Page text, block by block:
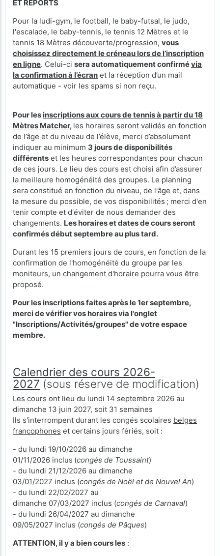
ET REPORTS
Pour la ludi-gym, le football, le baby-futsal, le judo,
l'escalade, le baby-tennis, le tennis 12 Mètres et le
tennis 18 Mètres découverte/progression, vous
choisissez directement le créneau lors de l’inscription
en ligne. Celui-ci sera automatiquement confirmévia
la confirmation à l’écran et la réception d’un mail
automatique - voir les spams si non reçu.
Pour les inscriptions aux cours de tennis à partir du 18
Mètres Matcher, les horaires seront validés en fonction
de l’âge et du niveau de l’élève, merci d’absolument
indiquer au minimum 3 jours de disponibilités
différents et les heures correspondantes pour chacun
de ces jours. Le lieu des cours est choisi afin d’assurer
la meilleure homogénéité des groupes. Le planning
sera constitué en fonction du niveau, de l'âge et, dans
la mesure du possible, de vos disponibilités ; merci d'en
tenir compte et d'éviter de nous demander des
changements. Les horaires et dates de cours seront
confirmés début septembre au plus tard.
Durant les 15 premiers jours de cours, en fonction de la
confirmation de l'homogénéité du groupe par les
moniteurs, un changement d'horaire pourra vous être
proposé.
Pour les inscriptions faites après le 1er septembre,
merci de vérifier vos horaires via l'onglet
"Inscriptions/Activités/groupes" de votre espace
membre.
Calendrier des cours 2026-
2027 (sous réserve de modification)
Les cours ont lieu du lundi 14 septembre 2026 au
dimanche 13 juin 2027, soit 31 semaines
Ils s'interrompent durant les congés scolaires belges
francophones et certains jours fériés, soit :
- du lundi 19/10/2026 au dimanche
01/11/2026 inclus (congés de Toussaint)
- du lundi 21/12/2026 au dimanche
03/01/2027 inclus (congés de Noël et de Nouvel An)
- du lundi 22/02/2027 au
dimanche 07/03/2027 inclus (congés de Carnaval)
- du lundi 26/04/2027 au dimanche
09/05/2027 inclus (congés de Pâques)
ATTENTION, il y a bien cours les :